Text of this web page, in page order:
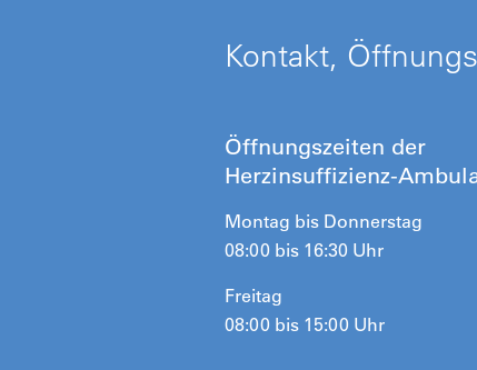
Kontakt,
Öffnungszeiten der
Herzinsuffizienz-
Montag bis Donnerstag
08:00 bis 16:30 Uhr
Freitag
08:00 bis 15:00 Uhr